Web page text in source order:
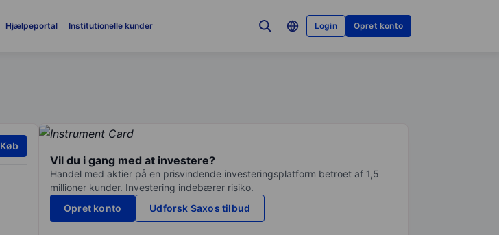
Hjælpeportal Institutionelle kunder Login Opret konto
Køb
Vil du i gang med at investere?
Handel med aktier på en prisvindende investeringsplatform betroet af 1,5
millioner kunder. Investering indebærer risiko.
Opret konto
Udforsk Saxos tilbud